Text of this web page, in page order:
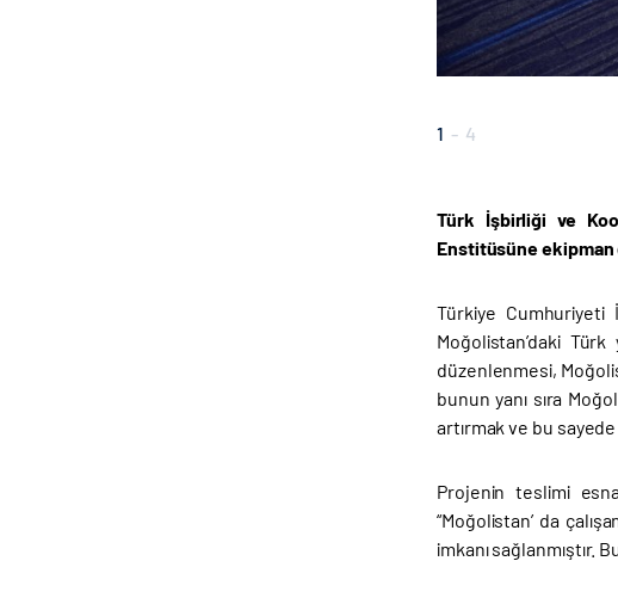
1 - 4
Türk İşbirliği ve
Enstitüsüne ekipman
Türkiye Cumhuriyeti
Moğolistan’daki
düzenlenmesi,
bunun yanı sıra
artırmak ve bu
Projenin teslimi
“Moğolistan’ da
imkanı sağlanmıştır.